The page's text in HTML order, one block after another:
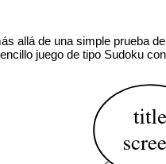
allá de una simple prueba
juego de tipo Sudoku